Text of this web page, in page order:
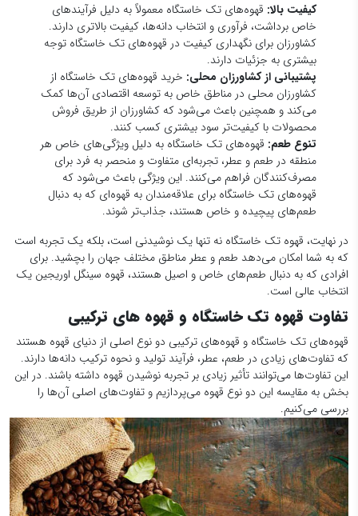
کیفیت بالا: قهوه‌های تک خاستگاه معمولاً به دلیل فرآیندهای
خاص برداشت، فرآوری و انتخاب دانه‌ها، کیفیت بالاتری دارند.
کشاورزان برای نگهداری کیفیت در قهوه‌های تک خاستگاه توجه
بیشتری به جزئیات دارند.
پشتیبانی از کشاورزان محلی: خرید قهوه‌های تک خاستگاه از
کشاورزان محلی در مناطق خاص به توسعه اقتصادی آن‌ها کمک
می‌کند و همچنین باعث می‌شود که کشاورزان از طریق فروش
محصولات با کیفیت‌تر سود بیشتری کسب کنند.
تنوع طعم: قهوه‌های تک خاستگاه به دلیل ویژگی‌های خاص هر
منطقه در طعم و عطر، تجربه‌ای متفاوت و منحصر به فرد برای
مصرف‌کنندگان فراهم می‌کنند. این ویژگی باعث می‌شود که
قهوه‌های تک خاستگاه برای علاقه‌مندان به قهوه‌ای که به دنبال
طعم‌های پیچیده و خاص هستند، جذاب‌تر شوند.
در نهایت، قهوه تک خاستگاه نه تنها یک نوشیدنی است، بلکه یک تجربه است
که به شما امکان می‌دهد طعم و عطر مناطق مختلف جهان را بچشید. برای
افرادی که به دنبال طعم‌های خاص و اصیل هستند، قهوه سینگل اوریجین یک
انتخاب عالی است.
تفاوت قهوه تک خاستگاه و قهوه های ترکیبی
قهوه‌های تک خاستگاه و قهوه‌های ترکیبی دو نوع اصلی از دنیای قهوه هستند
که تفاوت‌های زیادی در طعم، عطر، فرآیند تولید و نحوه ترکیب دانه‌ها دارند.
این تفاوت‌ها می‌توانند تأثیر زیادی بر تجربه نوشیدن قهوه داشته باشند. در این
بخش به مقایسه این دو نوع قهوه می‌پردازیم و تفاوت‌های اصلی آن‌ها را
بررسی می‌کنیم.